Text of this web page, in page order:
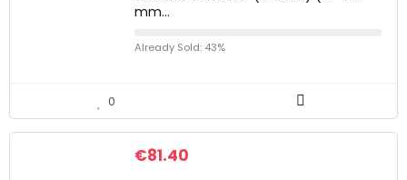
mm…
Already Sold: 43%
0
€81.40